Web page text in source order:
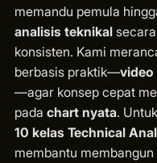
memandu pemula
analisis teknikalsecara
konsisten. Kami
berbasis praktik—video
—agar konsep cepat
pada chart nyata.
10 kelas Technical
membantu